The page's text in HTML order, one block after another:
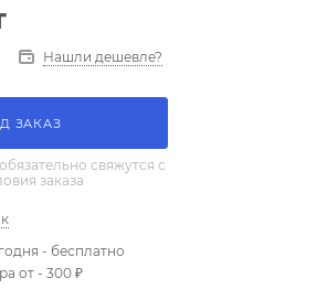
Нашли дешевле?
ЗАКАЗ
свяжутся с
заказа
- бесплатно
от - 300 ₽